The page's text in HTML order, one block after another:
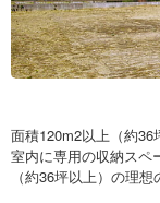
面積120m2以上（約
室内に専用の収納スペ
（約36坪以上）の理